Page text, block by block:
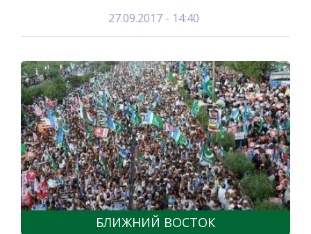
27.09.2017 - 14:40
БЛИЖНИЙ ВОСТОК